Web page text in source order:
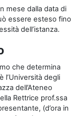
mese dalla data di
essere esteso fino
dell’istanza.
che determina
l’Università degli
dell’Ateneo
Rettrice prof.ssa
(d’ora in